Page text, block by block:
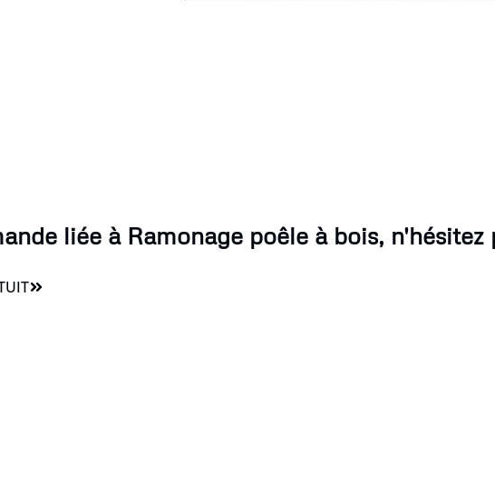
liée à Ramonage poêle à bois, n'hésitez